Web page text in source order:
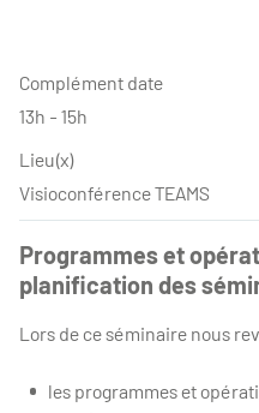
Complément date
13h - 15h
Lieu(x)
Visioconférence TEAMS
Programmes et
planification des
Lors de ce séminaire nous
les programmes et